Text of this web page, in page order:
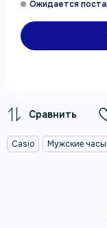
Casio Мужские часы